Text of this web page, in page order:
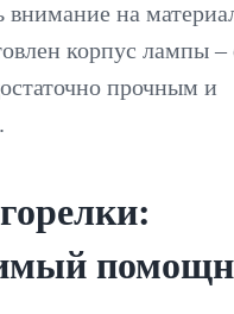
внимание на
корпус лампы –
прочным и